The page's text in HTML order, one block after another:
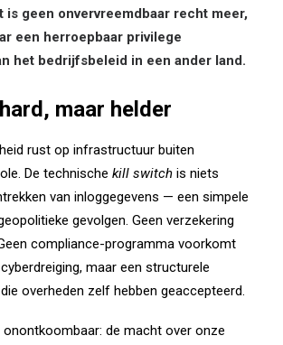
is geen onvervreemdbaar recht meer,
een herroepbaar privilege
het bedrijfsbeleid in een ander land.
maar helder
rust op infrastructuur buiten
De technische kill switch is niets
van inloggegevens — een simpele
gevolgen. Geen verzekering
compliance-programma voorkomt
maar een structurele
die overheden zelf hebben geaccepteerd.
de macht over onze